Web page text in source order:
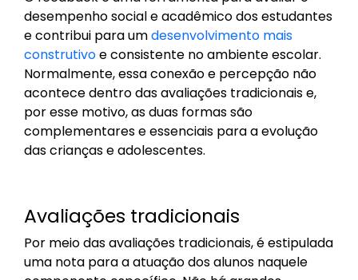
desempenho social e acadêmico dos estudantes
e contribui para umdesenvolvimento mais
construtivoe consistente no ambiente escolar.
Normalmente, essa conexão e percepção não
acontece dentro das avaliações tradicionais e,
por esse motivo, as duas formas são
complementares e essenciais para a evolução
das crianças e adolescentes.
Avaliações tradicionais
Por meio das avaliações tradicionais, é estipulada
uma nota para a atuação dos alunos naquele